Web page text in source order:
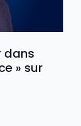
dans
» sur